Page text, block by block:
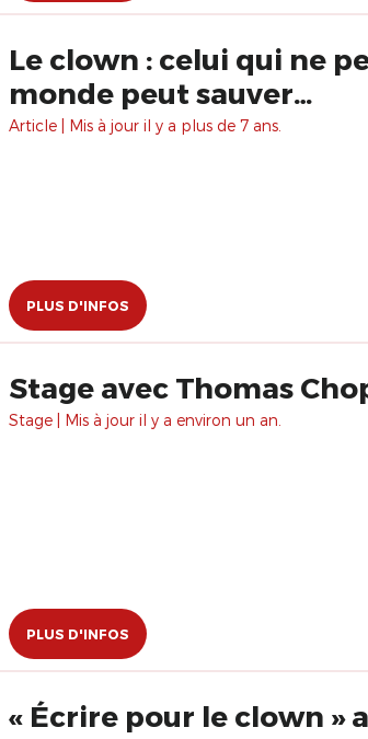
Le clown : celui qui ne
monde peut sauver…
Article | Mis à jour il y a plus de 7 ans.
PLUS D'INFOS
Stage avec Thomas
Stage | Mis à jour il y a environ un an.
PLUS D'INFOS
«